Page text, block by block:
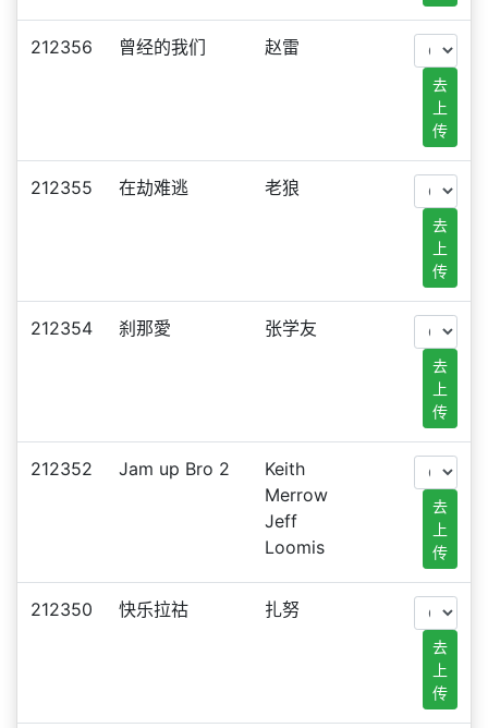
212356 曾经的我们 赵雷
去
上
传
212355 在劫难逃 老狼
去
上
传
212354 刹那愛 张学友
去
上
传
212352 Jam up Bro 2
Keith
Merrow
Jeff
Loomis
去
上
传
212350 快乐拉祜 扎努
去
上
传